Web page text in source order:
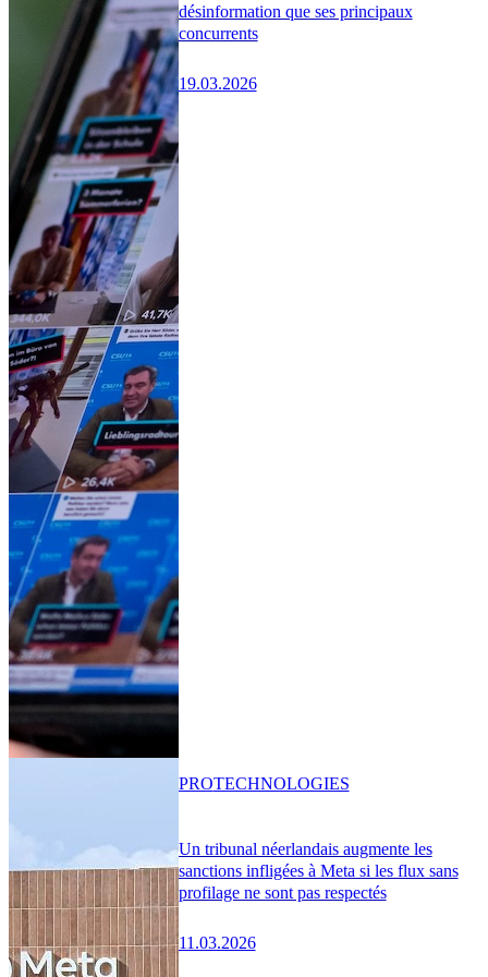
désinformation que ses principaux
concurrents
19.03.2026
Un tribunal néerlandais augmente les
sanctions infligées à Meta si les flux sans
profilage ne sont pas respectés
11.03.2026
PROTECHNOLOGIES